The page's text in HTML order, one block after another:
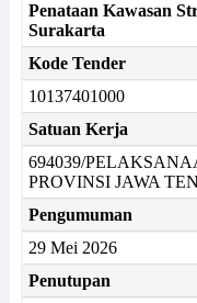
Penataan Kawasan
Surakarta
Kode Tender
10137401000
Satuan Kerja
694039/
PROVINSI JAWA
Pengumuman
29 Mei 2026
Penutupan